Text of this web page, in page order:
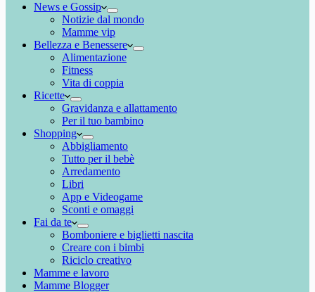
News e Gossip
Notizie dal mondo
Mamme vip
Bellezza e Benessere
Alimentazione
Fitness
Vita di coppia
Ricette
Gravidanza e allattamento
Per il tuo bambino
Shopping
Abbigliamento
Tutto per il bebè
Arredamento
Libri
App e Videogame
Sconti e omaggi
Fai da te
Bomboniere e biglietti nascita
Creare con i bimbi
Riciclo creativo
Mamme e lavoro
Mamme Blogger